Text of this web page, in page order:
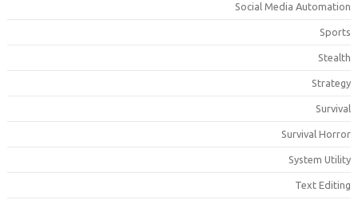
Social Media
Survival
System
Text